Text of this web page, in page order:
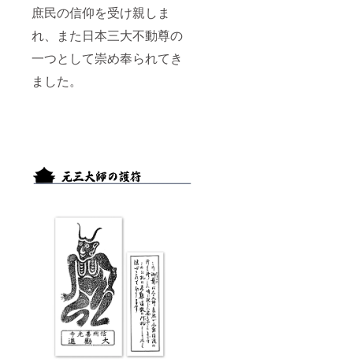
庶民の信仰を受け親しま
れ、また日本三大不動尊の
一つとして崇め奉られてき
ました。